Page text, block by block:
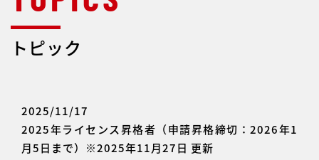
トピック
2025/11/17
2025年ライセンス昇格者（申請昇格締切：2026年1
月5日まで）※2025年11月27日 更新